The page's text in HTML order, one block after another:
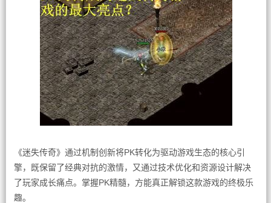
《迷失传奇》通过机制创新将PK转化为驱动游戏生态的核心引
擎，既保留了经典对抗的激情，又通过技术优化和资源设计解决
了玩家成长痛点。掌握PK精髓，方能真正解锁这款游戏的终极乐
趣。